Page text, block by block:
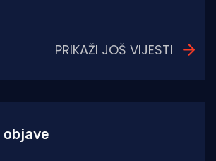
PRIKAŽI JOŠ VIJESTI